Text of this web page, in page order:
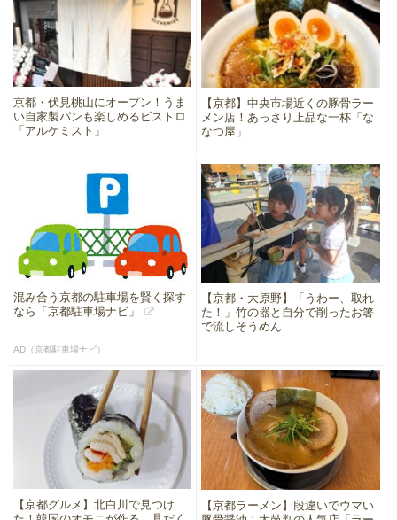
京都・伏見桃山にオープン！うま
い自家製パンも楽しめるビストロ
「アルケミスト」
【京都】中央市場近くの豚骨ラー
メン店！あっさり上品な一杯「な
なつ屋」
混み合う京都の駐車場を賢く探す
なら「京都駐車場ナビ」
AD（京都駐車場ナビ）
【京都・大原野】「うわー、取れ
た！」竹の器と自分で削ったお箸
で流しそうめん
【京都グルメ】北白川で見つけ
【京都ラーメン】段違いでウマい